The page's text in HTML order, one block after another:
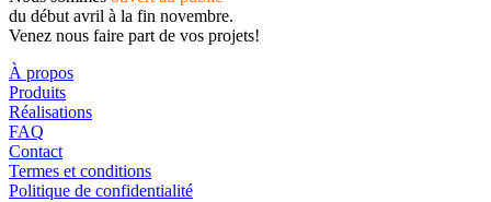
du début avril à la fin novembre.
Venez nous faire part de vos projets!
À propos
Produits
Réalisations
FAQ
Contact
Termes et conditions
Politique de confidentialité